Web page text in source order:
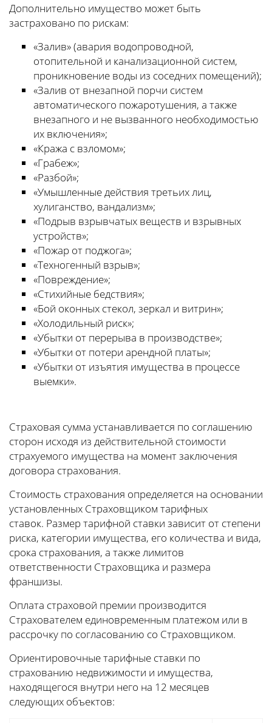
Дополнительно имущество может быть
застраховано по рискам:
«Залив» (авария водопроводной,
отопительной и канализационной систем,
проникновение воды из соседних помещений);
«Залив от внезапной порчи систем
автоматического пожаротушения, а также
внезапного и не вызванного необходимостью
их включения»;
«Кража с взломом»;
«Грабеж»;
«Разбой»;
«Умышленные действия третьих лиц,
хулиганство, вандализм»;
«Подрыв взрывчатых веществ и взрывных
устройств»;
«Пожар от поджога»;
«Техногенный взрыв»;
«Повреждение»;
«Стихийные бедствия»;
«Бой оконных стекол, зеркал и витрин»;
«Холодильный риск»;
«Убытки от перерыва в производстве»;
«Убытки от потери арендной платы»;
«Убытки от изъятия имущества в процессе
выемки».
Страховая сумма устанавливается по соглашению
сторон исходя из действительной стоимости
страхуемого имущества на момент заключения
договора страхования.
Стоимость страхования определяется на основании
установленных Страховщиком тарифных
ставок. Размер тарифной ставки зависит от степени
риска, категории имущества, его количества и вида,
срока страхования, а также лимитов
ответственности Страховщика и размера
франшизы.
Оплата страховой премии производится
Страхователем единовременным платежом или в
рассрочку по согласованию со Страховщиком.
Ориентировочные тарифные ставки по
страхованию недвижимости и имущества,
находящегося внутри него на 12 месяцев
следующих объектов: